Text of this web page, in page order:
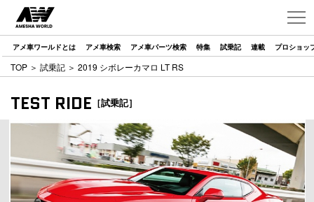
アメ車ワールドとは アメ車検索 アメ車パーツ検索 特集 試乗記 連載 プロショッ
TOP ＞ 試乗記 ＞ 2019 シボレーカマロ LT RS
TEST RIDE ［試乗記］